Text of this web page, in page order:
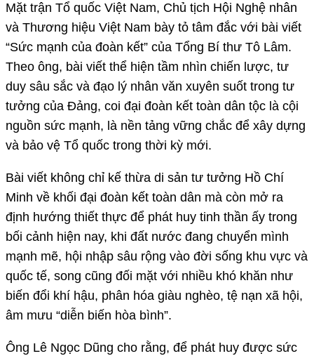
Mặt trận Tổ quốc Việt Nam, Chủ tịch Hội Nghệ nhân
và Thương hiệu Việt Nam bày tỏ tâm đắc với bài viết
“Sức mạnh của đoàn kết” của Tổng Bí thư Tô Lâm.
Theo ông, bài viết thể hiện tầm nhìn chiến lược, tư
duy sâu sắc và đạo lý nhân văn xuyên suốt trong tư
tưởng của Đảng, coi đại đoàn kết toàn dân tộc là cội
nguồn sức mạnh, là nền tảng vững chắc để xây dựng
và bảo vệ Tổ quốc trong thời kỳ mới.
Bài viết không chỉ kế thừa di sản tư tưởng Hồ Chí
Minh về khối đại đoàn kết toàn dân mà còn mở ra
định hướng thiết thực để phát huy tinh thần ấy trong
bối cảnh hiện nay, khi đất nước đang chuyển mình
mạnh mẽ, hội nhập sâu rộng vào đời sống khu vực và
quốc tế, song cũng đối mặt với nhiều khó khăn như
biến đổi khí hậu, phân hóa giàu nghèo, tệ nạn xã hội,
âm mưu “diễn biến hòa bình”.
Ông Lê Ngọc Dũng cho rằng, để phát huy được sức